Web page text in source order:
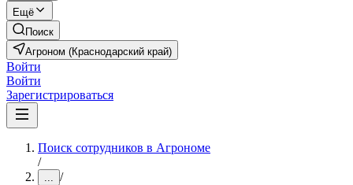
Ещё
Поиск
Агроном (Краснодарский край)
Войти
Войти
Зарегистрироваться
Поиск сотрудников в Агрономе
/
... /